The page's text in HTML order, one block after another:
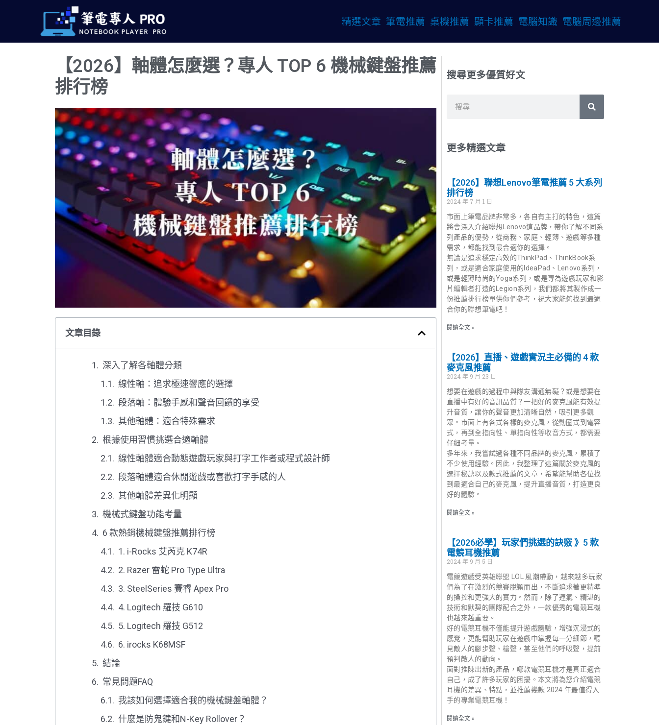
精選文章 筆電推薦 桌機推薦 顯卡推薦 電腦知識 電腦周邊推薦
【2026】軸體怎麼選？專人 TOP 6 機械鍵盤推薦
排行榜
文章目錄
深入了解各軸體分類
線性軸：追求極速響應的選擇
段落軸：體驗手感和聲音回饋的享受
其他軸體：適合特殊需求
根據使用習慣挑選合適軸體
線性軸體適合動態遊戲玩家與打字工作者或程式設計師
段落軸體適合休閒遊戲或喜歡打字手感的人
其他軸體差異化明顯
機械式鍵盤功能考量
6 款熱銷機械鍵盤推薦排行榜
1. i-Rocks 艾芮克 K74R
2. Razer 雷蛇 Pro Type Ultra
3. SteelSeries 賽睿 Apex Pro
4. Logitech 羅技 G610
5. Logitech 羅技 G512
6. irocks K68MSF
結論
常見問題FAQ
我該如何選擇適合我的機械鍵盤軸體？
什麼是防鬼鍵和N-Key Rollover？
搜尋更多優質好文
搜
尋
更多精選文章
【2026】聯想Lenovo筆電推薦 5 大系列
排行榜
2024 年 7 月 1 日
市面上筆電品牌非常多，各自有主打的特色，這篇
將會深入介紹聯想Lenovo這品牌，帶你了解不同系
列產品的優勢，從商務、家庭、輕薄、遊戲等多種
需求，都能找到最合適你的選擇。
無論是追求穩定高效的ThinkPad、ThinkBook系
列，或是適合家庭使用的IdeaPad、Lenovo系列，
或是輕薄時尚的Yoga系列，或是專為遊戲玩家和影
片編輯者打造的Legion系列，我們都將其製作成一
份推薦排行榜單供你們參考，祝大家能夠找到最適
合你的聯想筆電吧！
閱讀全文 »
【2026】直播、遊戲實況主必備的 4 款
麥克風推薦
2024 年 9 月 23 日
想要在遊戲的過程中與隊友溝通無礙？或是想要在
直播中有好的音訊品質？一把好的麥克風能有效提
升音質，讓你的聲音更加清晰自然，吸引更多觀
眾。市面上有各式各樣的麥克風，從動圈式到電容
式，再到全指向性、單指向性等收音方式，都需要
仔細考量。
多年來，我嘗試過各種不同品牌的麥克風，累積了
不少使用經驗。因此，我整理了這篇關於麥克風的
選擇秘訣以及款式推薦的文章，希望能幫助各位找
到最適合自己的麥克風，提升直播音質，打造更良
好的體驗。
閱讀全文 »
【2026必學】玩家們挑選的訣竅 》5 款
電競耳機推薦
2024 年 9 月 5 日
電競遊戲受英雄聯盟 LOL 風潮帶動，越來越多玩家
們為了在激烈的競賽脫穎而出，不斷追求著更精準
的操控和更強大的實力。然而，除了運氣、精湛的
技術和默契的團隊配合之外，一款優秀的電競耳機
也越來越重要。
好的電競耳機不僅能提升遊戲體驗，增強沉浸式的
感覺，更能幫助玩家在遊戲中掌握每一分細節，聽
見敵人的腳步聲、槍聲，甚至他們的呼吸聲，提前
預判敵人的動向。
面對推陳出新的產品，哪款電競耳機才是真正適合
自己，成了許多玩家的困擾。本文將為您介紹電競
耳機的差異、特點，並推薦幾款 2024 年最值得入
手的專業電競耳機！
閱讀全文 »